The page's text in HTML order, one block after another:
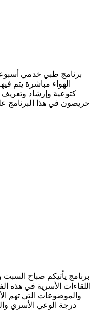
برنامج طبي خدمي
الهواء مباشرة يتم
كتوعية وإرشاد وتعريف
حريصون في هذا البرنامج
برنامج يأتيكم صباح
اللقاءات الأسرية في هذه
والموضوعات التي تهم
درجة الوعي الأسري